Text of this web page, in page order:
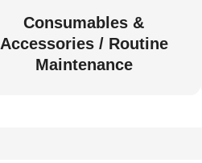
Consumables &
Accessories / Routine
Maintenance